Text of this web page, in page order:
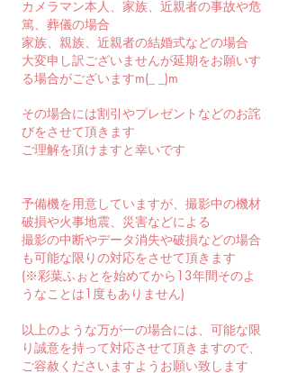
カメラマン本人、家族、近親者の事故や危
篤、葬儀の場合
家族、親族、近親者の結婚式などの場合
大変申し訳ございませんが延期をお願いす
る場合がございますm(_ _)m
その場合には割引やプレゼントなどのお詫
びをさせて頂きます
ご理解を頂けますと幸いです
予備機を用意していますが、撮影中の機材
破損や火事地震、災害などによる
撮影の中断やデータ消失や破損などの場合
も可能な限りの対応をさせて頂きます
(※彩葉ふぉとを始めてから13年間そのよ
うなことは1度もありません)
以上のような万が一の場合には、可能な限
り誠意を持って対応させて頂きますので、
ご容赦くださいますようお願い致します